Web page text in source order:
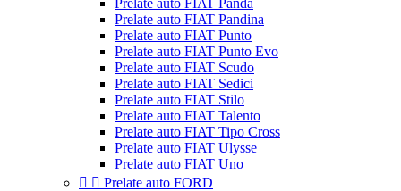
Prelate auto FIAT Panda
Prelate auto FIAT Pandina
Prelate auto FIAT Punto
Prelate auto FIAT Punto Evo
Prelate auto FIAT Scudo
Prelate auto FIAT Sedici
Prelate auto FIAT Stilo
Prelate auto FIAT Talento
Prelate auto FIAT Tipo Cross
Prelate auto FIAT Ulysse
Prelate auto FIAT Uno
  Prelate auto FORD